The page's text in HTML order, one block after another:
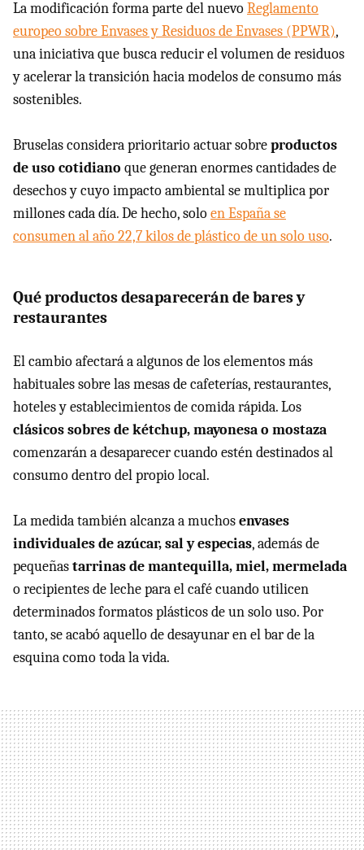
La modificación forma parte del nuevoReglamento
europeo sobre Envases y Residuos de Envases (PPWR),
una iniciativa que busca reducir el volumen de residuos
y acelerar la transición hacia modelos de consumo más
sostenibles.
Bruselas considera prioritario actuar sobreproductos
de uso cotidiano que generan enormes cantidades de
desechos y cuyo impacto ambiental se multiplica por
millones cada día. De hecho, soloen España se
consumen al año 22,7 kilos de plástico de un solo uso.
Qué productos desaparecerán de bares y
restaurantes
El cambio afectará a algunos de los elementos más
habituales sobre las mesas de cafeterías, restaurantes,
hoteles y establecimientos de comida rápida. Los
clásicos sobres de kétchup, mayonesa o mostaza
comenzarán a desaparecer cuando estén destinados al
consumo dentro del propio local.
La medida también alcanza a muchosenvases
individuales de azúcar, sal y especias, además de
pequeñastarrinas de mantequilla, miel, mermelada
o recipientes de leche para el café cuando utilicen
determinados formatos plásticos de un solo uso. Por
tanto, se acabó aquello de desayunar en el bar de la
esquina como toda la vida.